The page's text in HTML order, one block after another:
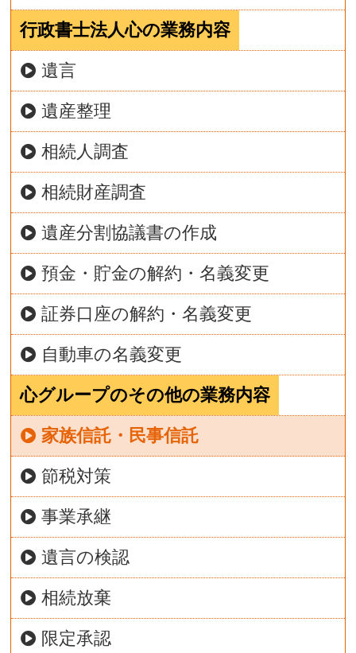
行政書士法人心の業務内容
遺言
遺産整理
相続人調査
相続財産調査
遺産分割協議書の作成
預金・貯金の解約・名義変更
証券口座の解約・名義変更
自動車の名義変更
心グループのその他の業務内容
家族信託・民事信託
節税対策
事業承継
遺言の検認
相続放棄
限定承認